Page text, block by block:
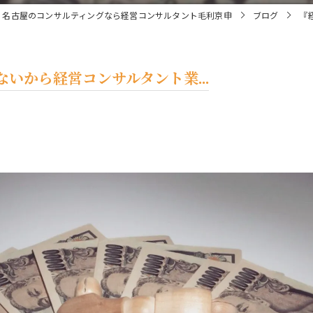
名古屋のコンサルティングなら経営コンサルタント毛利京申 ブログ
から経営コンサルタント業...